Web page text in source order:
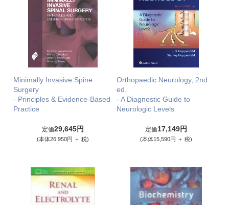
Minimally Invasive Spine
Surgery
- Principles & Evidence-Based
Practice
定価29,645円
(本体26,950円 ＋ 税)
Orthopaedic Neurology, 2nd
ed.
- A Diagnostic Guide to
Neurologic Levels
定価17,149円
(本体15,590円 ＋ 税)